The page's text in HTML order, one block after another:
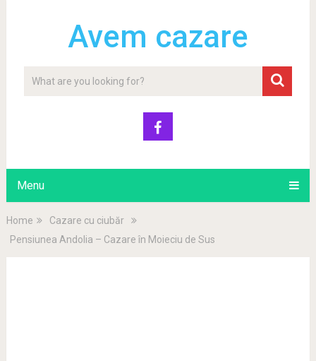
Avem cazare
Menu
Home
Cazare cu ciubăr
Pensiunea Andolia – Cazare în Moieciu de Sus